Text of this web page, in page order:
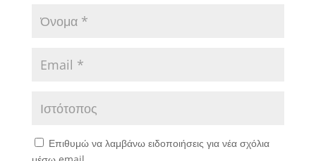
Επιθυμώ να λαμβάνω ειδοποιήσεις για νέα σχόλια